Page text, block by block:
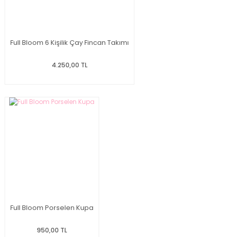
Full Bloom 6 Kişilik Çay Fincan Takımı
4.250,00 TL
Full Bloom Porselen Kupa
950,00 TL